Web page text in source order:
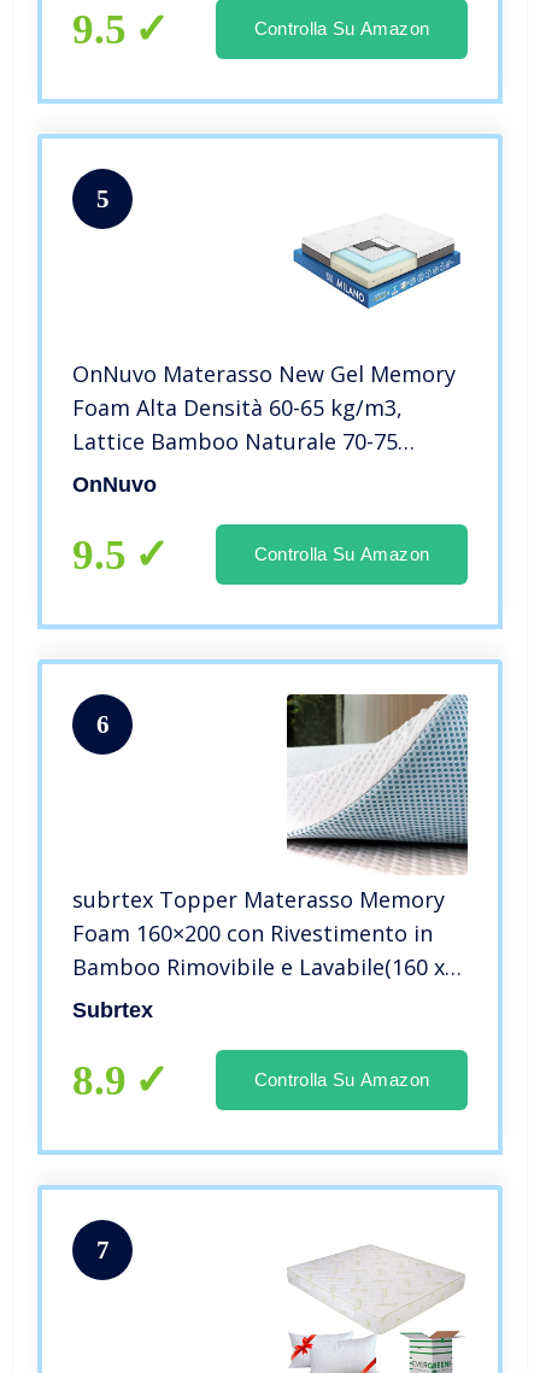
CertiPUR-EU (160x190x6cm)
9.5 Controlla Su Amazon
5
OnNuvo Materasso New Gel Memory
Foam Alta Densità 60-65 kg/m3,
Lattice Bamboo Naturale 70-75
kg/m3, Micro Molle INDIPENDENTI, 7
Ortopedico Sfoderabile (160x190x25)
Milano
OnNuvo
9.5 Controlla Su Amazon
6
subrtex Topper Materasso Memory
Foam 160×200 con Rivestimento in
Bamboo Rimovibile e Lavabile(160 x
200 x 7,5cm)
Subrtex
8.9 Controlla Su Amazon
7